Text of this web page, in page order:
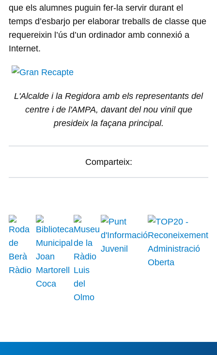
que els alumnes puguin fer-la servir durant el
temps d’esbarjo per elaborar treballs de classe que
requereixin l’ús d’un ordinador amb connexió a
Internet.
L'Alcalde i la Regidora amb els representants del
centre i de l'AMPA, davant del nou vinil que
presideix la façana principal.
Comparteix: